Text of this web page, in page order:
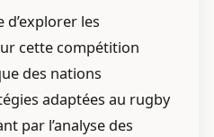
d’explorer les
cette compétition
des nations
adaptées au rugby
par l’analyse des